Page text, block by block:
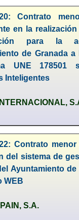
Contrato
en la
para la
de Granada
UNE 178501
Inteligentes
Contrato
del sistema de
Ayuntamiento de
WEB
S.A.